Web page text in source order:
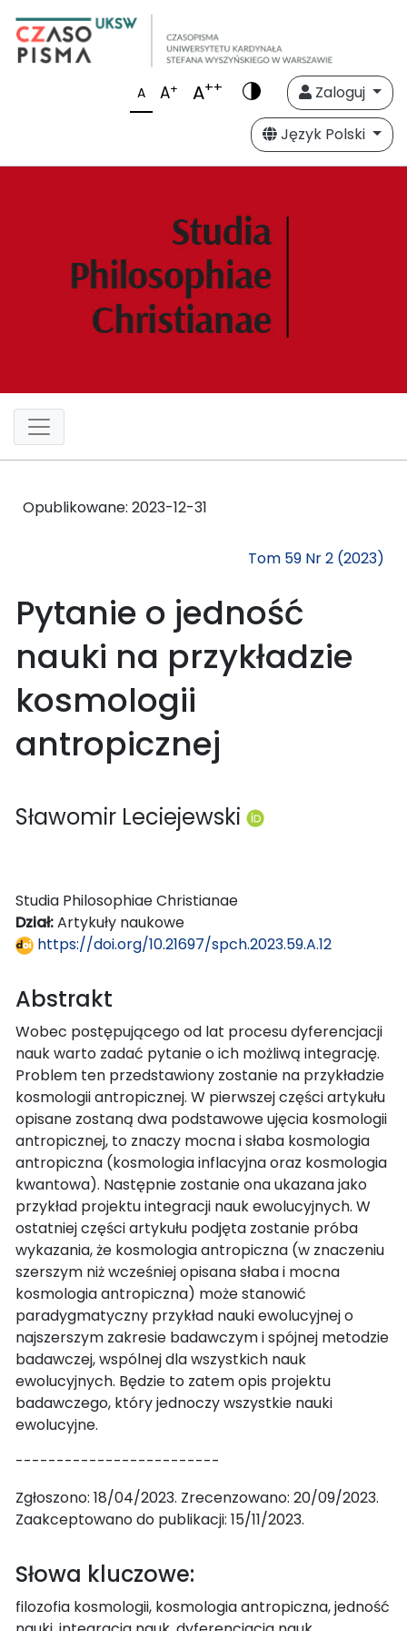
A A+ A++
Zaloguj
Język Polski
Opublikowane: 2023-12-31
Tom 59 Nr 2 (2023)
Pytanie o jedność
nauki na przykładzie
kosmologii
antropicznej
Sławomir Leciejewski
Studia Philosophiae Christianae
Dział:Artykuły naukowe
https://doi.org/10.21697/spch.2023.59.A.12
Abstrakt
Wobec postępującego od lat procesu dyferencjacji
nauk warto zadać pytanie o ich możliwą integrację.
Problem ten przedstawiony zostanie na przykładzie
kosmologii antropicznej. W pierwszej części artykułu
opisane zostaną dwa podstawowe ujęcia kosmologii
antropicznej, to znaczy mocna i słaba kosmologia
antropiczna (kosmologia inflacyjna oraz kosmologia
kwantowa). Następnie zostanie ona ukazana jako
przykład projektu integracji nauk ewolucyjnych. W
ostatniej części artykułu podjęta zostanie próba
wykazania, że kosmologia antropiczna (w znaczeniu
szerszym niż wcześniej opisana słaba i mocna
kosmologia antropiczna) może stanowić
paradygmatyczny przykład nauki ewolucyjnej o
najszerszym zakresie badawczym i spójnej metodzie
badawczej, wspólnej dla wszystkich nauk
ewolucyjnych. Będzie to zatem opis projektu
badawczego, który jednoczy wszystkie nauki
ewolucyjne.
-------------------------
Zgłoszono: 18/04/2023. Zrecenzowano: 20/09/2023.
Zaakceptowano do publikacji: 15/11/2023.
Słowa kluczowe:
filozofia kosmologii, kosmologia antropiczna, jedność